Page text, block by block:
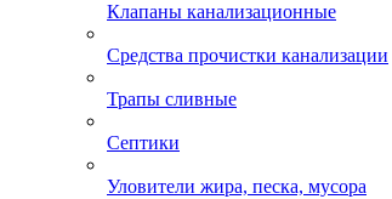
Клапаны канализационные
Средства прочистки канализации
Трапы сливные
Септики
Уловители жира, песка, мусора